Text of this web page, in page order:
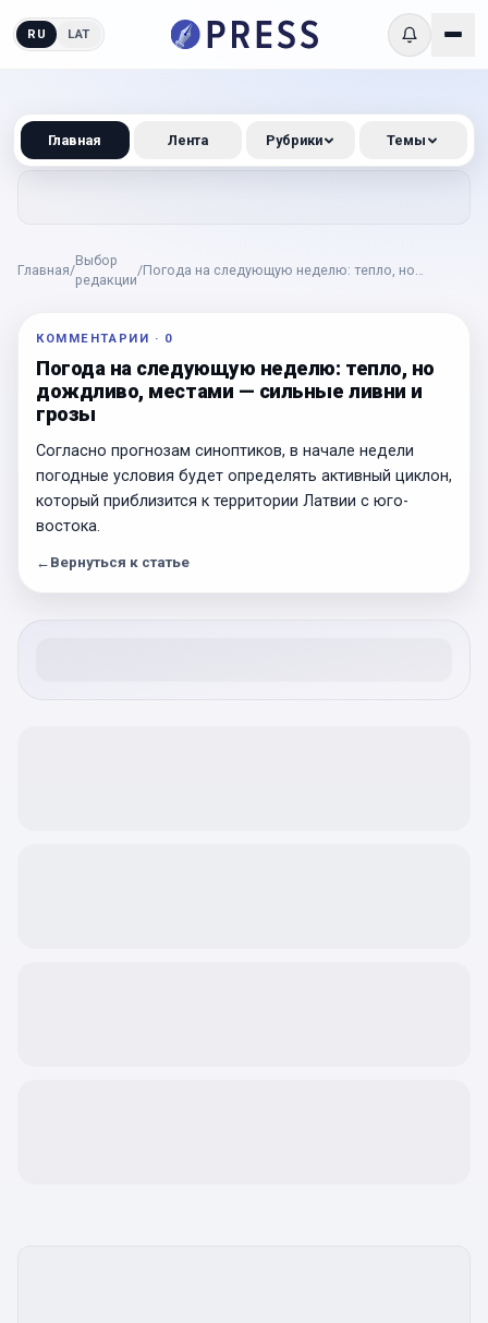
RU LAT
Главная/
Выбор
редакции
/Погода на следующую неделю: тепло, но
КОММЕНТАРИИ · 0
Погода на следующую неделю: тепло, но
дождливо, местами — сильные ливни и
грозы
Согласно прогнозам синоптиков, в начале недели
погодные условия будет определять активный циклон,
который приблизится к территории Латвии с юго-
востока.
← Вернуться к статье
Главная Лента Рубрики Темы